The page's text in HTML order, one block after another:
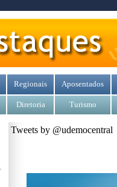
Regionais Aposentados
Diretoria Turismo
Tweets by @udemocentral